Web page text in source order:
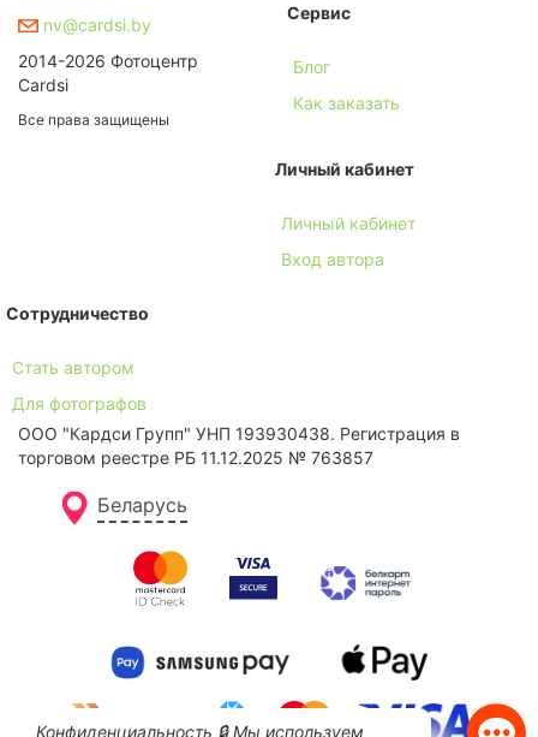
Конфиденциальность 🔒 Мы используем
nv@cardsi.by
2014-2026 Фотоцентр
Cardsi
Все права защищены
Сервис
Блог
Как заказать
Личный кабинет
Личный кабинет
Вход автора
Сотрудничество
Стать автором
Для фотографов
ООО "Кардси Групп" УНП 193930438. Региcтрация в
торговом реестре РБ 11.12.2025 № 763857
Беларусь